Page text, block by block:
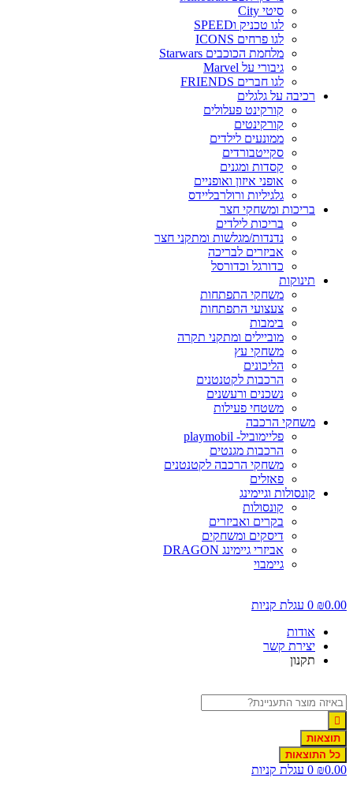
סיטי City
לגו טכניק וSPEED
לגו פרחים ICONS
מלחמת הכוכבים Starwars
גיבורי על Marvel
לגו חברים FRIENDS
רכיבה על גלגלים
קורקינט פעלולים
קורקינטים
ממונעים לילדים
סקייטבורדים
קסדות ומגנים
אופני איזון ואופניים
גלגיליות ורולרבליידס
בריכות ומשחקי חצר
בריכות לילדים
נדנדות/מגלשות ומתקני חצר
אביזרים לבריכה
כדורגל וכדורסל
תינוקות
משחקי התפתחות
צעצועי התפתחות
בימבות
מוביילים ומתקני תקרה
משחקי עץ
הליכונים
הרכבות לקטנטנים
נשכנים ורעשנים
משטחי פעילות
משחקי הרכבה
פליימוביל- playmobil
הרכבות מגנטים
משחקי הרכבה לקטנטנים
פאזלים
קונסולות וגיימינג
קונסולות
בקרים ואביזרים
דיסקים ומשחקים
אביזרי גיימינג DRAGON
גיימבוי
₪0.00
0 עגלת קניות
אודות
יצירת קשר
תקנון
תוצאות
כל התוצאות
₪0.00
0 עגלת קניות